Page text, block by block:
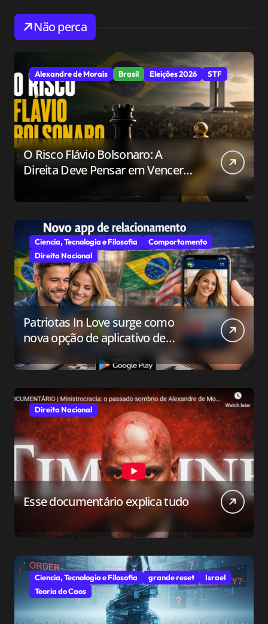
Não perca
Alexandre de Morais Brasil Eleições 2026 STF
O Risco Flávio Bolsonaro: A
Direita Deve Pensar em Vencer
Ciencia, Tecnologia e Filosofia
Comportamento
Direita Nacional
Patriotas In Love surge como
nova opção de aplicativo de
relacionamento para o público
conservador
Direita Nacional
Esse documentário explica tudo
Ciencia, Tecnologia e Filosofia grande reset
Israel
Teoria do Caos